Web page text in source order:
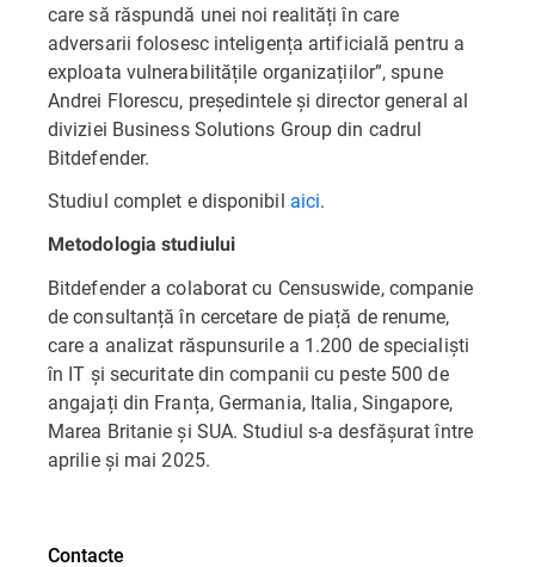
care să răspundă unei noi realități în care
adversarii folosesc inteligența artificială pentru a
exploata vulnerabilitățile organizațiilor”, spune
Andrei Florescu, președintele și director general al
diviziei Business Solutions Group din cadrul
Bitdefender.
Studiul complet e disponibil aici.
Metodologia studiului
Bitdefender a colaborat cu Censuswide, companie
de consultanță în cercetare de piață de renume,
care a analizat răspunsurile a 1.200 de specialiști
în IT și securitate din companii cu peste 500 de
angajați din Franța, Germania, Italia, Singapore,
Marea Britanie și SUA. Studiul s-a desfășurat între
aprilie și mai 2025.
Contacte